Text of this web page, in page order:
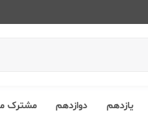
یازدهم دوازدهم مشترک